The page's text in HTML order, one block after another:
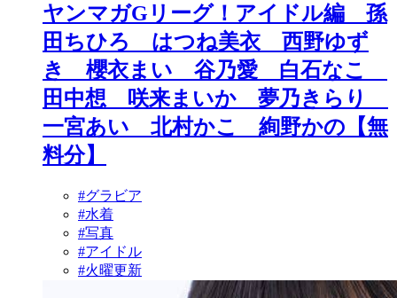
ヤンマガGリーグ！アイドル編 孫
田ちひろ はつね美衣 西野ゆず
き 櫻衣まい 谷乃愛 白石なこ
田中想 咲来まいか 夢乃きらり
一宮あい 北村かこ 絢野かの【無
料分】
#グラビア
#水着
#写真
#アイドル
#火曜更新